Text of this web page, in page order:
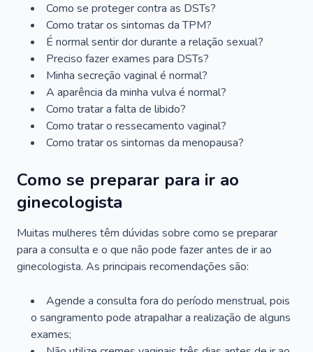
Como se proteger contra as DSTs?
Como tratar os sintomas da TPM?
É normal sentir dor durante a relação sexual?
Preciso fazer exames para DSTs?
Minha secreção vaginal é normal?
A aparência da minha vulva é normal?
Como tratar a falta de libido?
Como tratar o ressecamento vaginal?
Como tratar os sintomas da menopausa?
Como se preparar para ir ao
ginecologista
Muitas mulheres têm dúvidas sobre como se preparar
para a consulta e o que não pode fazer antes de ir ao
ginecologista. As principais recomendações são:
Agende a consulta fora do período menstrual, pois
o sangramento pode atrapalhar a realização de alguns
exames;